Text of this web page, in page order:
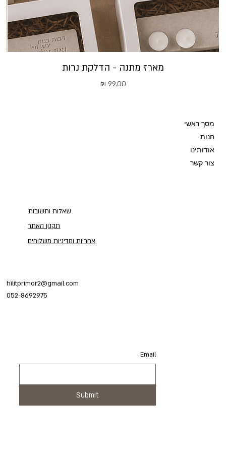
מארז מתנה - הדלקת נרות
מחיר
מסך ראשי
חנות
אודותינו
צור קשר
שאלות ותשובות
תקנון האתר
אחריות ומדיניות משלוחים
hilitprimor2@gmail.com
052-8692975
Email
Submit
Email
Submit